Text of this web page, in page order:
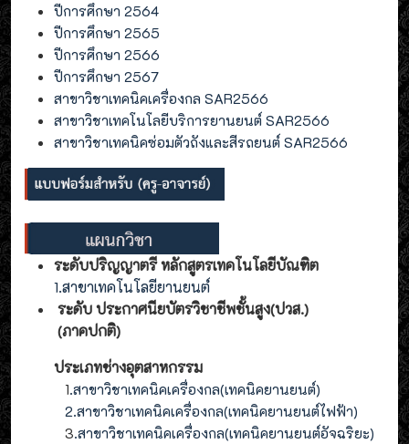
ปีการศึกษา 2564
ปีการศึกษา 2565
ปีการศึกษา 2566
ปีการศึกษา 2567
สาขาวิชาเทคนิคเครื่องกล SAR2566
สาขาวิชาเทคโนโลยีบริการยานยนต์ SAR2566
สาขาวิชาเทคนิคซ่อมตัวถังและสีรถยนต์ SAR2566
ระดับปริญญาตรี หลักสูตรเทคโนโลยีบัณฑิต
1.สาขาเทคโนโลยียานยนต์
ระดับ ประกาศนียบัตรวิชาชีพชั้นสูง(ปวส.)
(ภาคปกติ)
ประเภทช่างอุตสาหกรรม
1.สาขาวิชาเทคนิคเครื่องกล(เทคนิคยานยนต์)
2.สาขาวิชาเทคนิคเครื่องกล(เทคนิคยานยนต์ไฟฟ้า)
3.สาขาวิชาเทคนิคเครื่องกล(เทคนิคยานยนต์อัจฉริยะ)